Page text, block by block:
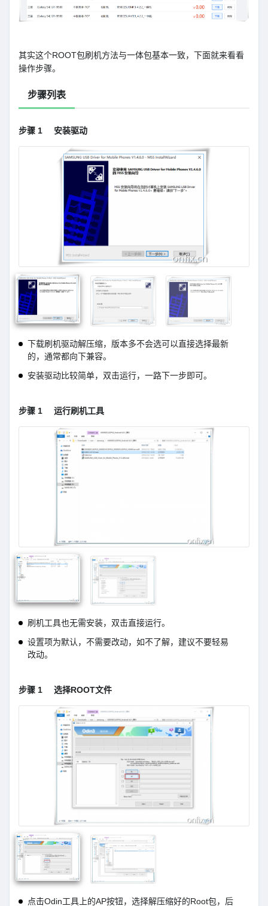
其实这个ROOT包刷机方法与一体包基本一致，下面就来看看
操作步骤。
步骤列表
步骤 1 安装驱动
下载刷机驱动解压缩，版本多不会选可以直接选择最新
的，通常都向下兼容。
安装驱动比较简单，双击运行，一路下一步即可。
步骤 1 运行刷机工具
刷机工具也无需安装，双击直接运行。
设置项为默认，不需要改动，如不了解，建议不要轻易
改动。
步骤 1 选择ROOT文件
点击Odin工具上的AP按钮，选择解压缩好的Root包，后